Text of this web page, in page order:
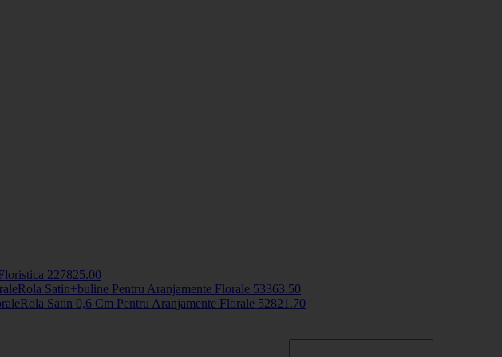
227825.00
Rola Satin+buline Pentru Aranjamente Florale 53363.50
Rola Satin 0,6 Cm Pentru Aranjamente Florale 52821 .70